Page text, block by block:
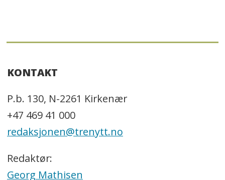
KONTAKT
P.b. 130, N-2261 Kirkenær
+47 469 41 000
redaksjonen@trenytt.no
Redaktør:
Georg Mathisen